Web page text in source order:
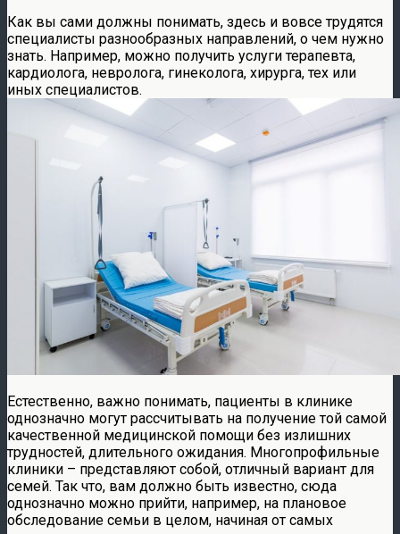
Как вы сами должны понимать, здесь и вовсе трудятся
специалисты разнообразных направлений, о чем нужно
знать. Например, можно получить услуги терапевта,
кардиолога, невролога, гинеколога, хирурга, тех или
иных специалистов.
Естественно, важно понимать, пациенты в клинике
однозначно могут рассчитывать на получение той самой
качественной медицинской помощи без излишних
трудностей, длительного ожидания. Многопрофильные
клиники – представляют собой, отличный вариант для
семей. Так что, вам должно быть известно, сюда
однозначно можно прийти, например, на плановое
обследование семьи в целом, начиная от самых